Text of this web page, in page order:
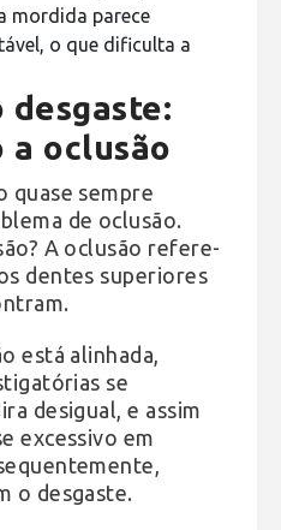
mordida parece
o que dificulta a
desgaste:
a oclusão
quase sempre
de oclusão.
A oclusão refere-
dentes superiores
está alinhada,
se
desigual, e assim
excessivo em
o desgaste.